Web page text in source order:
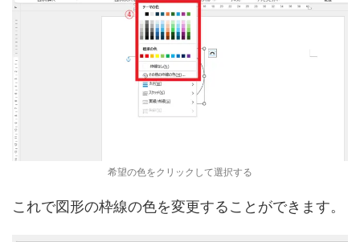
希望の色をクリックして選択する
これで図形の枠線の色を変更することができます。